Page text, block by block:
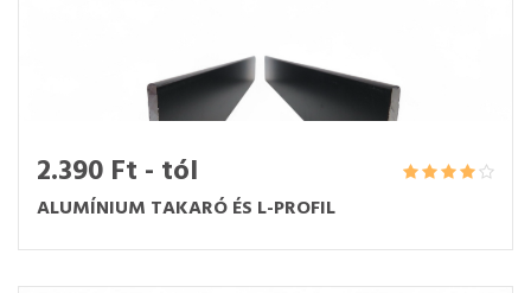
2.390 Ft - tól
ALUMÍNIUM TAKARÓ ÉS L-PROFIL